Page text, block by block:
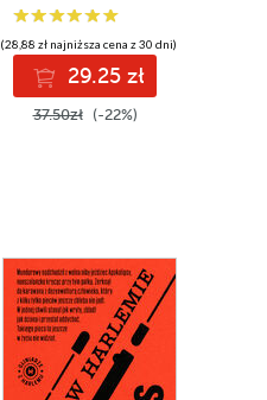
(28,88 zł najniższa cena z 30 dni)
29.25 zł
37.50zł (-22%)